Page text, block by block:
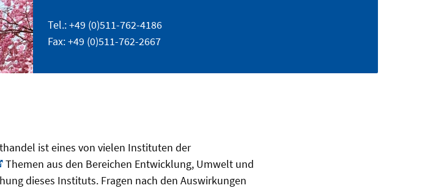
Tel.: +49 (0)511-762-4186
Fax: +49 (0)511-762-2667
ist eines von vielen Instituten der
Themen aus den Bereichen Entwicklung, Umwelt und
dieses Instituts. Fragen nach den Auswirkungen